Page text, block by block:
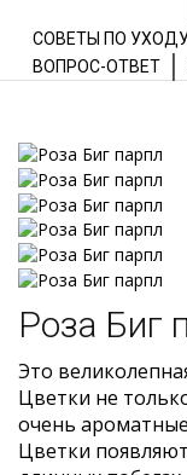
СОВЕТЫ ПО
ВОПРОС-ОТВЕТ
Роза Биг
Это
Цветки не
очень
Цветки